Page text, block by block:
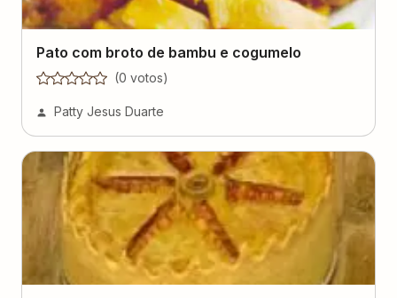
Pato com broto de bambu e cogumelo
(0 votos)
Patty Jesus Duarte